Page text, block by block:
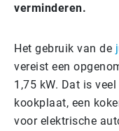
verminderen.
Het gebruik van de
vereist een
1,75 kW. Dat is
kookplaat, een
voor elektrische